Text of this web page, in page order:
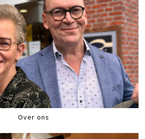
Over ons